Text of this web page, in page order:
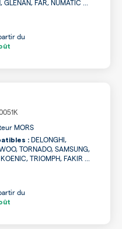
GLENAN, FAR, NUMATIC ...
du
MORS
: DELONGHI,
TORNADO, SAMSUNG,
TRIOMPH, FAKIR ...
du